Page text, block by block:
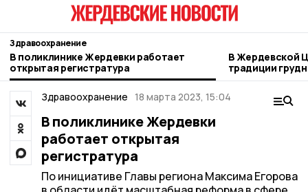
Здравоохранение
В поликлинике Жердевки работает
открытая регистратура
В Жердевской
традиции
Здравоохранение 18 марта 2023, 15:04
В поликлинике Жердевки
работает открытая
регистратура
По инициативе Главы региона Максима Егорова